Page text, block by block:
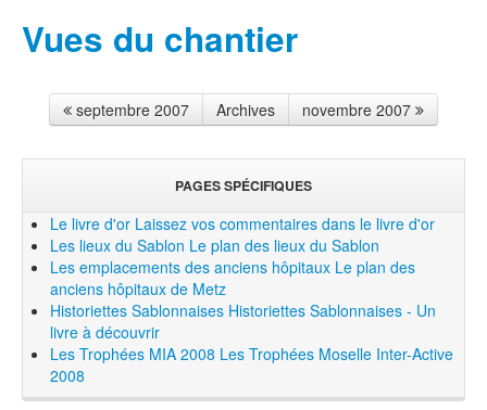
Vues du chantier
septembre 2007 Archives novembre 2007
PAGES SPÉCIFIQUES
Le livre d'or Laissez vos commentaires dans le livre d'or
Les lieux du Sablon Le plan des lieux du Sablon
Les emplacements des anciens hôpitaux Le plan des
anciens hôpitaux de Metz
Historiettes Sablonnaises Historiettes Sablonnaises - Un
livre à découvrir
Les Trophées MIA 2008 Les Trophées Moselle Inter-Active
2008